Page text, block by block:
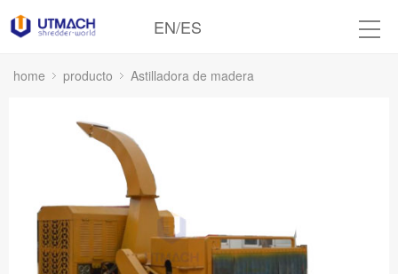
EN/ES
home producto Astilladora de madera